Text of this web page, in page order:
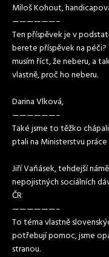
Miloš Kohout,
——————–
Ten příspěvek je v
berete příspěvek na péči?
musím říct, že neberu, a
vlastně, proč ho neberu.
Darina Vlková,
——————–
Také jsme to těžko
ptali na Ministerstvu práce
Jiří Vaňásek, tehdejší
nepojistných sociálních
ČR
——————–
To téma vlastně
potřebují pomoc, jsme
stranou.